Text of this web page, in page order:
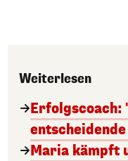
Weiterlesen
Erfolgscoach:
Maria kämpft